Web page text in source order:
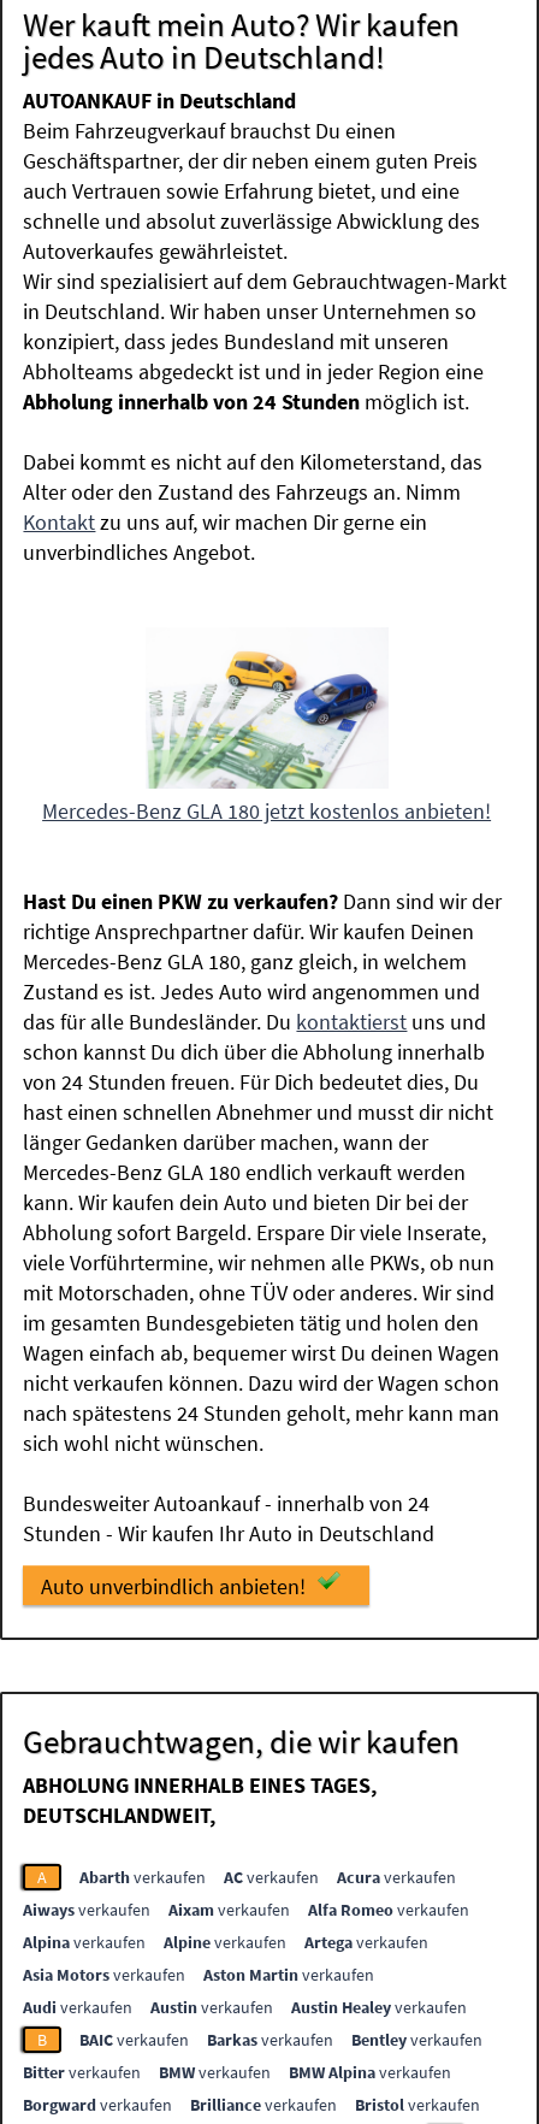
Wer kauft mein Auto? Wir kaufen
jedes Auto in Deutschland!
AUTOANKAUF in Deutschland
Beim Fahrzeugverkauf brauchst Du einen
Geschäftspartner, der dir neben einem guten Preis
auch Vertrauen sowie Erfahrung bietet, und eine
schnelle und absolut zuverlässige Abwicklung des
Autoverkaufes gewährleistet.
Wir sind spezialisiert auf dem Gebrauchtwagen-Markt
in Deutschland. Wir haben unser Unternehmen so
konzipiert, dass jedes Bundesland mit unseren
Abholteams abgedeckt ist und in jeder Region eine
Abholung innerhalb von 24 Stunden möglich ist.
Dabei kommt es nicht auf den Kilometerstand, das
Alter oder den Zustand des Fahrzeugs an. Nimm
Kontaktzu uns auf, wir machen Dir gerne ein
unverbindliches Angebot.
Mercedes-Benz GLA 180 jetzt kostenlos anbieten!
Hast Du einen PKW zu verkaufen? Dann sind wir der
richtige Ansprechpartner dafür. Wir kaufen Deinen
Mercedes-Benz GLA 180, ganz gleich, in welchem
Zustand es ist. Jedes Auto wird angenommen und
das für alle Bundesländer. Du kontaktierst uns und
schon kannst Du dich über die Abholung innerhalb
von 24 Stunden freuen. Für Dich bedeutet dies, Du
hast einen schnellen Abnehmer und musst dir nicht
länger Gedanken darüber machen, wann der
Mercedes-Benz GLA 180 endlich verkauft werden
kann. Wir kaufen dein Auto und bieten Dir bei der
Abholung sofort Bargeld. Erspare Dir viele Inserate,
viele Vorführtermine, wir nehmen alle PKWs, ob nun
mit Motorschaden, ohne TÜV oder anderes. Wir sind
im gesamten Bundesgebieten tätig und holen den
Wagen einfach ab, bequemer wirst Du deinen Wagen
nicht verkaufen können. Dazu wird der Wagen schon
nach spätestens 24 Stunden geholt, mehr kann man
sich wohl nicht wünschen.
Bundesweiter Autoankauf - innerhalb von 24
Stunden - Wir kaufen Ihr Auto in Deutschland
Auto unverbindlich anbieten!
Gebrauchtwagen, die wir kaufen
ABHOLUNG INNERHALB EINES TAGES,
DEUTSCHLANDWEIT,
A Abarthverkaufen ACverkaufen Acuraverkaufen
Aiwaysverkaufen Aixamverkaufen Alfa Romeoverkaufen
Alpinaverkaufen Alpineverkaufen Artegaverkaufen
Asia Motorsverkaufen Aston Martinverkaufen
Audi verkaufen Austinverkaufen Austin Healeyverkaufen
B
BAICverkaufen Barkasverkaufen Bentleyverkaufen
Bitterverkaufen BMWverkaufen BMW Alpinaverkaufen
Borgwardverkaufen Brillianceverkaufen Bristolverkaufen